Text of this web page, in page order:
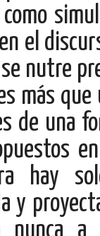
el
nutre
más
de una
hay
y